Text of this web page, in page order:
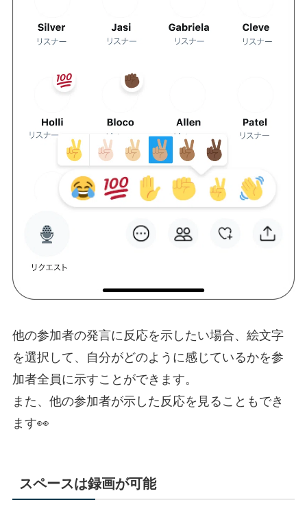
他の参加者の発言に反応を示したい場合、絵文字
を選択して、自分がどのように感じているかを参
加者全員に示すことができます。
また、他の参加者が示した反応を見ることもでき
ます👀
スペースは録画が可能